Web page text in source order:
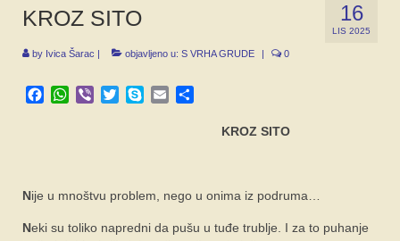
FORUM
16
LIS 2025
KROZ SITO
by Ivica Šarac objavljeno u: S VRHA GRUDE 0
Facebook
WhatsApp
Viber TwitterSkypeEmail
KROZ SITO
Nije u mnoštvu problem, nego u onima iz podruma…
Neki su toliko napredni da pušu u tuđe trublje. I za to puhanje